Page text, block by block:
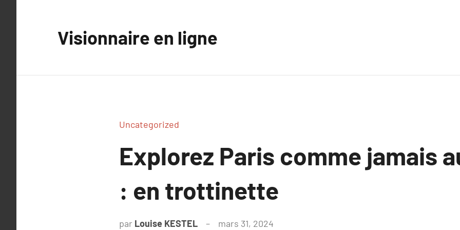
Visionnaire en ligne
Uncategorized
Explorez Paris comme jamais
: en trottinette
par Louise KESTEL mars 31, 2024